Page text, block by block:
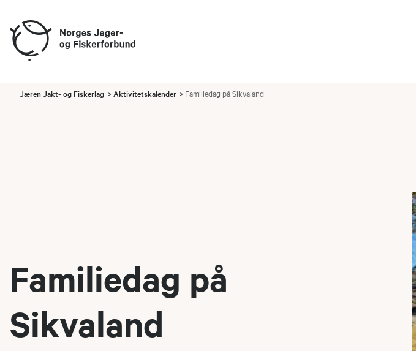
Jæren Jakt- og Fiskerlag Aktivitetskalender Familiedag på Sikvaland
Familiedag på
Sikvaland